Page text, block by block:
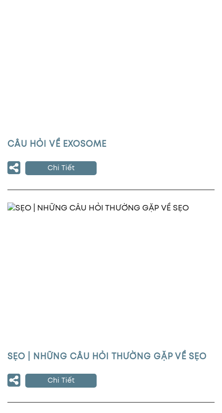
CÂU HỎI VỀ EXOSOME
Chi Tiết
SẸO | NHỮNG CÂU HỎI THƯỜNG GẶP VỀ SẸO
Chi Tiết